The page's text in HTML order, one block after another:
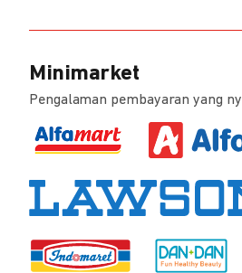
Minimarket
Pengalaman pembayaran yang